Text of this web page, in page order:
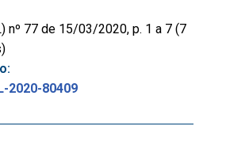
nº 77 de 15/03/2020, p. 1 a 7 (7
2020-80409